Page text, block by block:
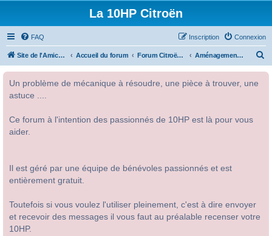
La 10HP Citroën
FAQ Connexion
Inscription
Site de l'Amicale Citroën 10HP Accueil du forum Forum Citroën 10HP Aménagement intérieur
Un problème de mécanique à résoudre, une pièce à trouver, une
astuce ....
Ce forum à l'intention des passionnés de 10HP est là pour vous
aider.
Il est géré par une équipe de bénévoles passionnés et est
entièrement gratuit.
Toutefois si vous voulez l'utiliser pleinement, c'est à dire envoyer
et recevoir des messages il vous faut au préalable recenser votre
10HP.